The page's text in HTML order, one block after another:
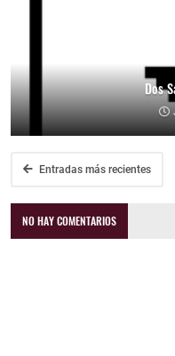
Dos
Entradas más recientes
NO HAY COMENTARIOS